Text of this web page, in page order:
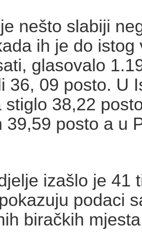
nešto slabiji
ih je do istog
glasovalo
36, 09 posto. U
stiglo 38,22
39,59 posto a u
izašlo je 41
podaci
biračkih